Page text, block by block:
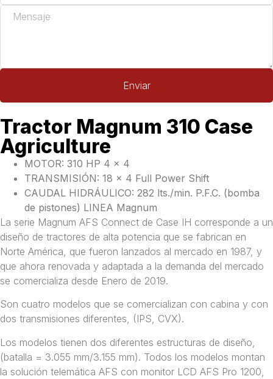
Enviar
Tractor Magnum 310 Case
Agriculture
MOTOR: 310 HP 4 x 4
TRANSMISIÓN: 18 x 4 Full Power Shift
CAUDAL HIDRÁULICO: 282 lts./min. P.F.C. (bomba
de pistones) LINEA Magnum
La serie Magnum AFS Connect de Case IH corresponde a un
diseño de tractores de alta potencia que se fabrican en
Norte América, que fueron lanzados al mercado en 1987, y
que ahora renovada y adaptada a la demanda del mercado
se comercializa desde Enero de 2019.
Son cuatro modelos que se comercializan con cabina y con
dos transmisiones diferentes, (IPS, CVX).
Los modelos tienen dos diferentes estructuras de diseño,
(batalla = 3.055 mm/3.155 mm). Todos los modelos montan
la solución telemática AFS con monitor LCD AFS Pro 1200,